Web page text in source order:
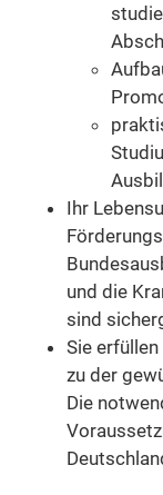
Ihr
und die
sind
Sie
zu der
Die